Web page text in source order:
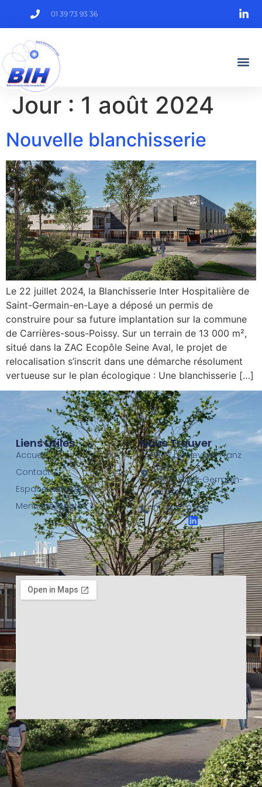
01 39 73 93 36
Jour : 1 août 2024
Nouvelle blanchisserie
Le 22 juillet 2024, la Blanchisserie Inter Hospitalière de
Saint-Germain-en-Laye a déposé un permis de
construire pour sa future implantation sur la commune
de Carrières-sous-Poissy. Sur un terrain de 13 000 m²,
situé dans la ZAC Ecopôle Seine Aval, le projet de
relocalisation s’inscrit dans une démarche résolument
vertueuse sur le plan écologique : Une blanchisserie […]
Liens Utiles
Accueil
Contact
Espace adhérents
Mentions légales
Nous Trouver
15-17 boulevard Franz
Liszt
78100 Saint-Germain-
en-Laye
01 39 73 93 36